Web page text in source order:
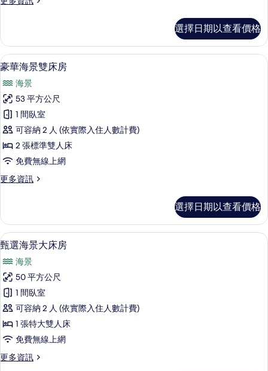
房
所
有
相
片
海
景
大
房
的
詳
情
選擇日期以查看價格
顯
示
豪
華
海
景
雙
床
房
所
有
相
片
迷你吧、客房內保險箱、遮光布/窗簾
4
豪華海景雙床房
海景
53 平方公尺
1 間臥室
可容納 2 人 (依實際入住人數計費)
2 張標準雙人床
免費無線上網
更多資訊
更
海
景
雙
房
的
詳
情
選擇日期以查看價格
顯
示
甄
選
海
景
大
床
房
甄選海景大床房 | 迷你吧、客房內保
5
甄選海景大床房
海景
50 平方公尺
1 間臥室
可容納 2 人 (依實際入住人數計費)
1 張特大雙人床
免費無線上網
更多資訊
更